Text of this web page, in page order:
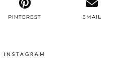
PINTEREST EMAIL
INSTAGRAM